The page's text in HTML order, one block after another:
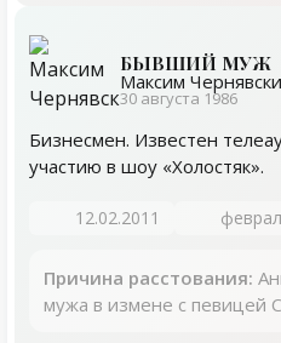
БЫВШИЙ МУЖ
Максим
30 августа 1986
Бизнесмен. Известен
участию в шоу «Холостяк».
12.02.2011
Причина расстования:
мужа в измене с певицей